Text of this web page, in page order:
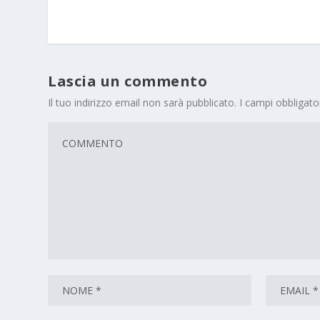
Lascia un commento
Il tuo indirizzo email non sarà pubblicato. I campi